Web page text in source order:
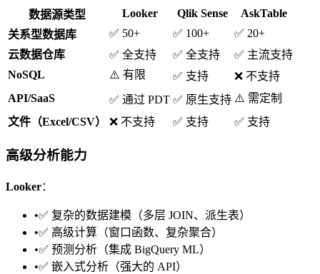
数据源类型 Looker Qlik Sense
AskTable
关系型数据库
✅ 50+ ✅ 100+
✅ 20+
云数据仓库
✅ 全支持 ✅ 全支持
✅ 主流支持
NoSQL
⚠️ 有限 ✅ 支持
❌ 不支持
API/SaaS
✅ 通过 PDT ✅ 原生支持 ⚠️ 需定制
文件（Excel/CSV）
❌ 不支持 ✅ 支持 ✅ 支持
高级分析能力
Looker：
•✅ 复杂的数据建模（多层 JOIN、派生表）
•✅ 高级计算（窗口函数、复杂聚合）
•✅ 预测分析（集成 BigQuery ML）
•✅ 嵌入式分析（强大的 API）